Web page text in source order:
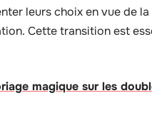
leurs choix en vue de
Cette transition est
magique sur les